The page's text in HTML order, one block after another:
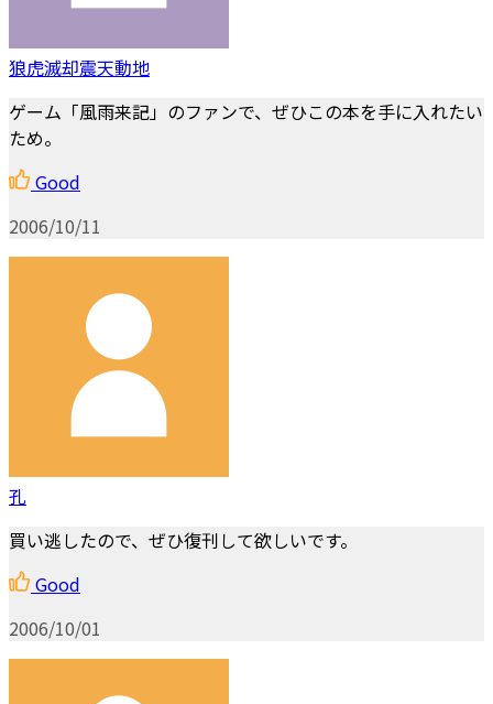
狼虎滅却震天動地
ゲーム「風雨来記」のファンで、ぜひこの本を手に入れたい
ため。
Good
2006/10/11
孔
買い逃したので、ぜひ復刊して欲しいです。
Good
2006/10/01